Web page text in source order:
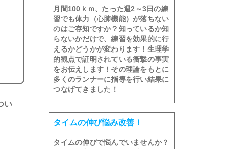
い
月間100ｋｍ、たった週2～3日の練
習でも体力（心肺機能）が落ちない
のはご存知ですか？知っているか知
らないかだけで、練習を効果的に行
えるかどうかが変わります！生理学
的観点で証明されている衝撃の事実
をお伝えします！その理論をもとに
多くのランナーに指導を行い結果に
つなげてきました！
タイムの伸び悩み改善！
タイムの伸びで悩んでいませんか？